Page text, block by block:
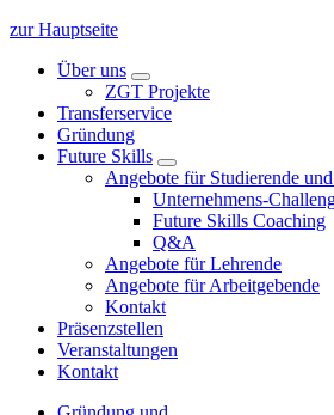
zur Hauptseite
Über uns
ZGT Projekte
Transferservice
Gründung
Future Skills
Angebote für Studierende
Unternehmens-
Future Skills Coaching
Q&A
Angebote für Lehrende
Angebote für Arbeitgebende
Kontakt
Präsenzstellen
Veranstaltungen
Kontakt